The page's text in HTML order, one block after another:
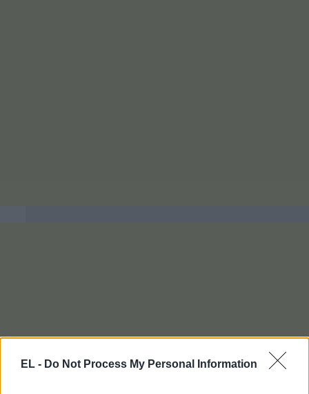
EL - Do Not Process My Personal Information